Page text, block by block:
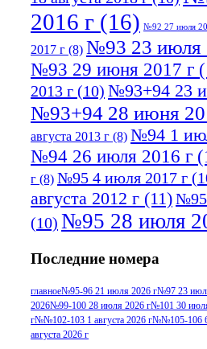
2016 г (16) №92 27 июля
2017 г (8) №93 23 июля
№93 29 июня 2017 г
2013 г (10) №93+94 23
№93+94 28 июня
августа 2013 г (8) №94 1
№94 26 июля 2016 г
г (8) №95 4 июля 2017 г
августа 2012 г (11)№95
(10) №95 28 июля
июля 2017 г(11)№96 9
г(13) №96 28 июля 2015 г
июля 2014 г(10)
2016 г(13)
Последние номера
главное№95-96 21 июля 2026 г№97 23
2026№99-100 28 июля 2026 г№101 30
г№№102-103 1 августа 2026 г№№105-106 6
августа 2026 г